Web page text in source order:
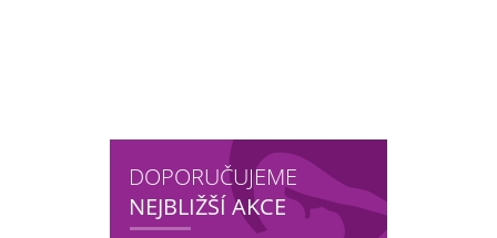
DOPORUČUJEME
NEJBLIŽŠÍ AKCE